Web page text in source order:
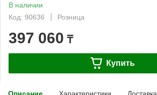
В наличии
Код: 90636
Розница
397 060 ₸
Купить
Описание Характеристики Доставка